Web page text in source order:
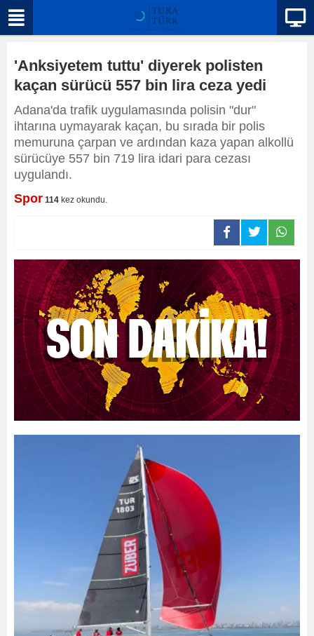
'Anksiyetem tuttu' diyerek polisten
kaçan sürücü 557 bin lira ceza yedi
Adana'da trafik uygulamasında polisin "dur"
ihtarına uymayarak kaçan, bu sırada bir polis
memuruna çarpan ve ardından kaza yapan alkollü
sürücüye 557 bin 719 lira idari para cezası
uygulandı.
Spor 114 kez okundu.